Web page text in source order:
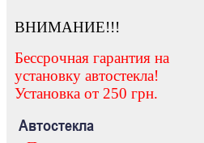
ВНИМАНИЕ!!!
Бессрочная гарантия на
установку автостекла!
Установка от 250 грн.
Автостекла